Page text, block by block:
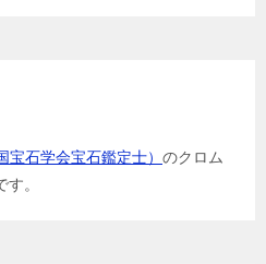
宝石学会宝石鑑定士） のクロム
。